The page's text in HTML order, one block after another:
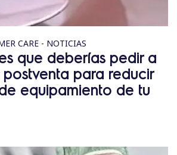
CARE - NOTICIAS
que deberías pedir a
para reducir
equipamiento de tu